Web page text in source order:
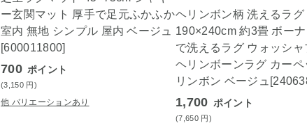
ー玄関マット 厚手で足元ふかふか
室内 無地 シンプル 屋内 ベージュ
[600011800]
700 ポイント
(3,150 円)
他 バリエーションあり
ヘリンボン柄 洗えるラグ
190×240cm 約3畳 ボー
で洗えるラグ ウォッシ
ヘリンボーンラグ カーペ
リンボン ベージュ
1,700 ポイント
(7,650 円)